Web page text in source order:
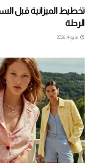
تخطيط الميزانية قبل
الرحلة
مايو 4, 2026